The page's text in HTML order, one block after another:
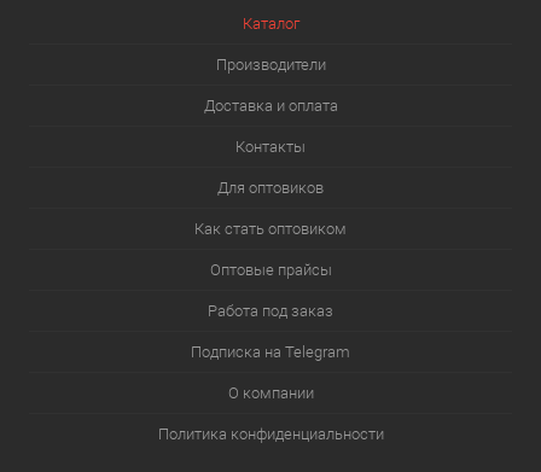
Каталог
Производители
Доставка и оплата
Контакты
Для оптовиков
Как стать оптовиком
Оптовые прайсы
Работа под заказ
Подписка на Telegram
О компании
Политика конфиденциальности